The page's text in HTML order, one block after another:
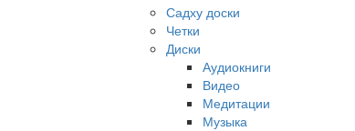
Садху доски
Четки
Диски
Аудиокниги
Видео
Медитации
Музыка